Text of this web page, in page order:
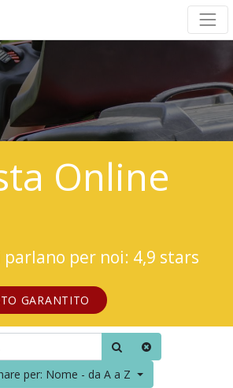
Online
per noi: 4,9 stars
GARANTITO
per: Nome - da A a Z